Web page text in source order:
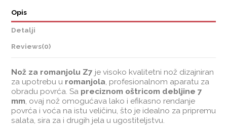
Opis
Detalji
Reviews(0)
Nož za romanjolu Z7 je visoko kvalitetni nož dizajniran
za upotrebu u romanjola, profesionalnom aparatu za
obradu povrća. Sa preciznom oštricom debljine 7
mm, ovaj nož omogućava lako i efikasno rendanje
povrća i voća na istu veličinu, što je idealno za pripremu
salata, sira za i drugih jela u ugostiteljstvu.